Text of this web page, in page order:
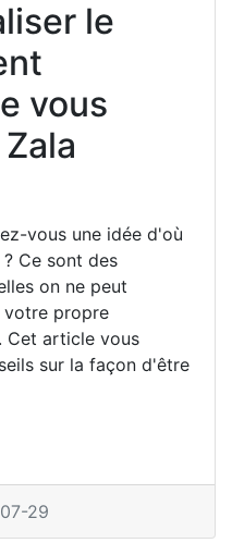
le
vous
vous une idée d'où
Ce sont des
on ne peut
votre propre
Cet article vous
sur la façon d'être
29